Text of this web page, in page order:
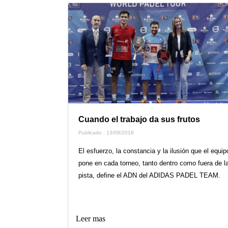
Cuando el trabajo da sus frutos
Publicado : 13/09/2018
El esfuerzo, la constancia y la ilusión que el
pone en cada torneo, tanto dentro como fuera de
pista, define el ADN del ADIDAS PADEL TEAM.
Leer mas